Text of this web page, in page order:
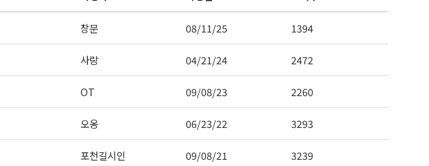
창문 08/11/25 1394
사랑 04/21/24 2472
OT 09/08/23 2260
오옹 06/23/22 3293
포천길시인 09/08/21 3239